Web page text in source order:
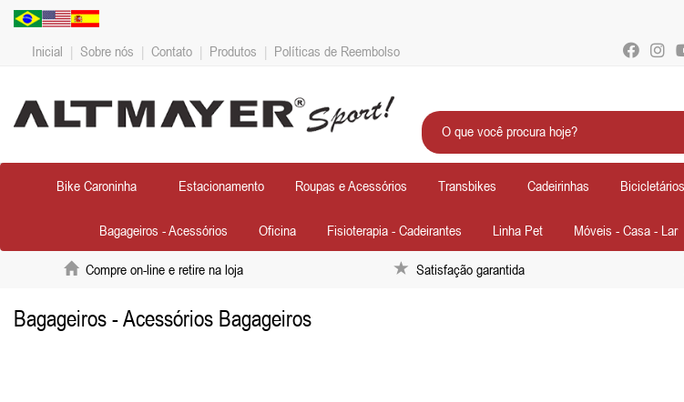
Inicial | Sobre nós | Contato | Produtos | Políticas de Reembolso
Bike Caroninha Estacionamento Roupas e Acessórios Transbikes Cadeirinhas
Bagageiros - Acessórios Oficina Fisioterapia - Cadeirantes Linha Pet Móveis - Casa - Lar
Compre on-line e retire na loja Satisfação garantida
Bagageiros - Acessórios Bagageiros